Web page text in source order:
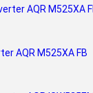
AQR M525XA FB